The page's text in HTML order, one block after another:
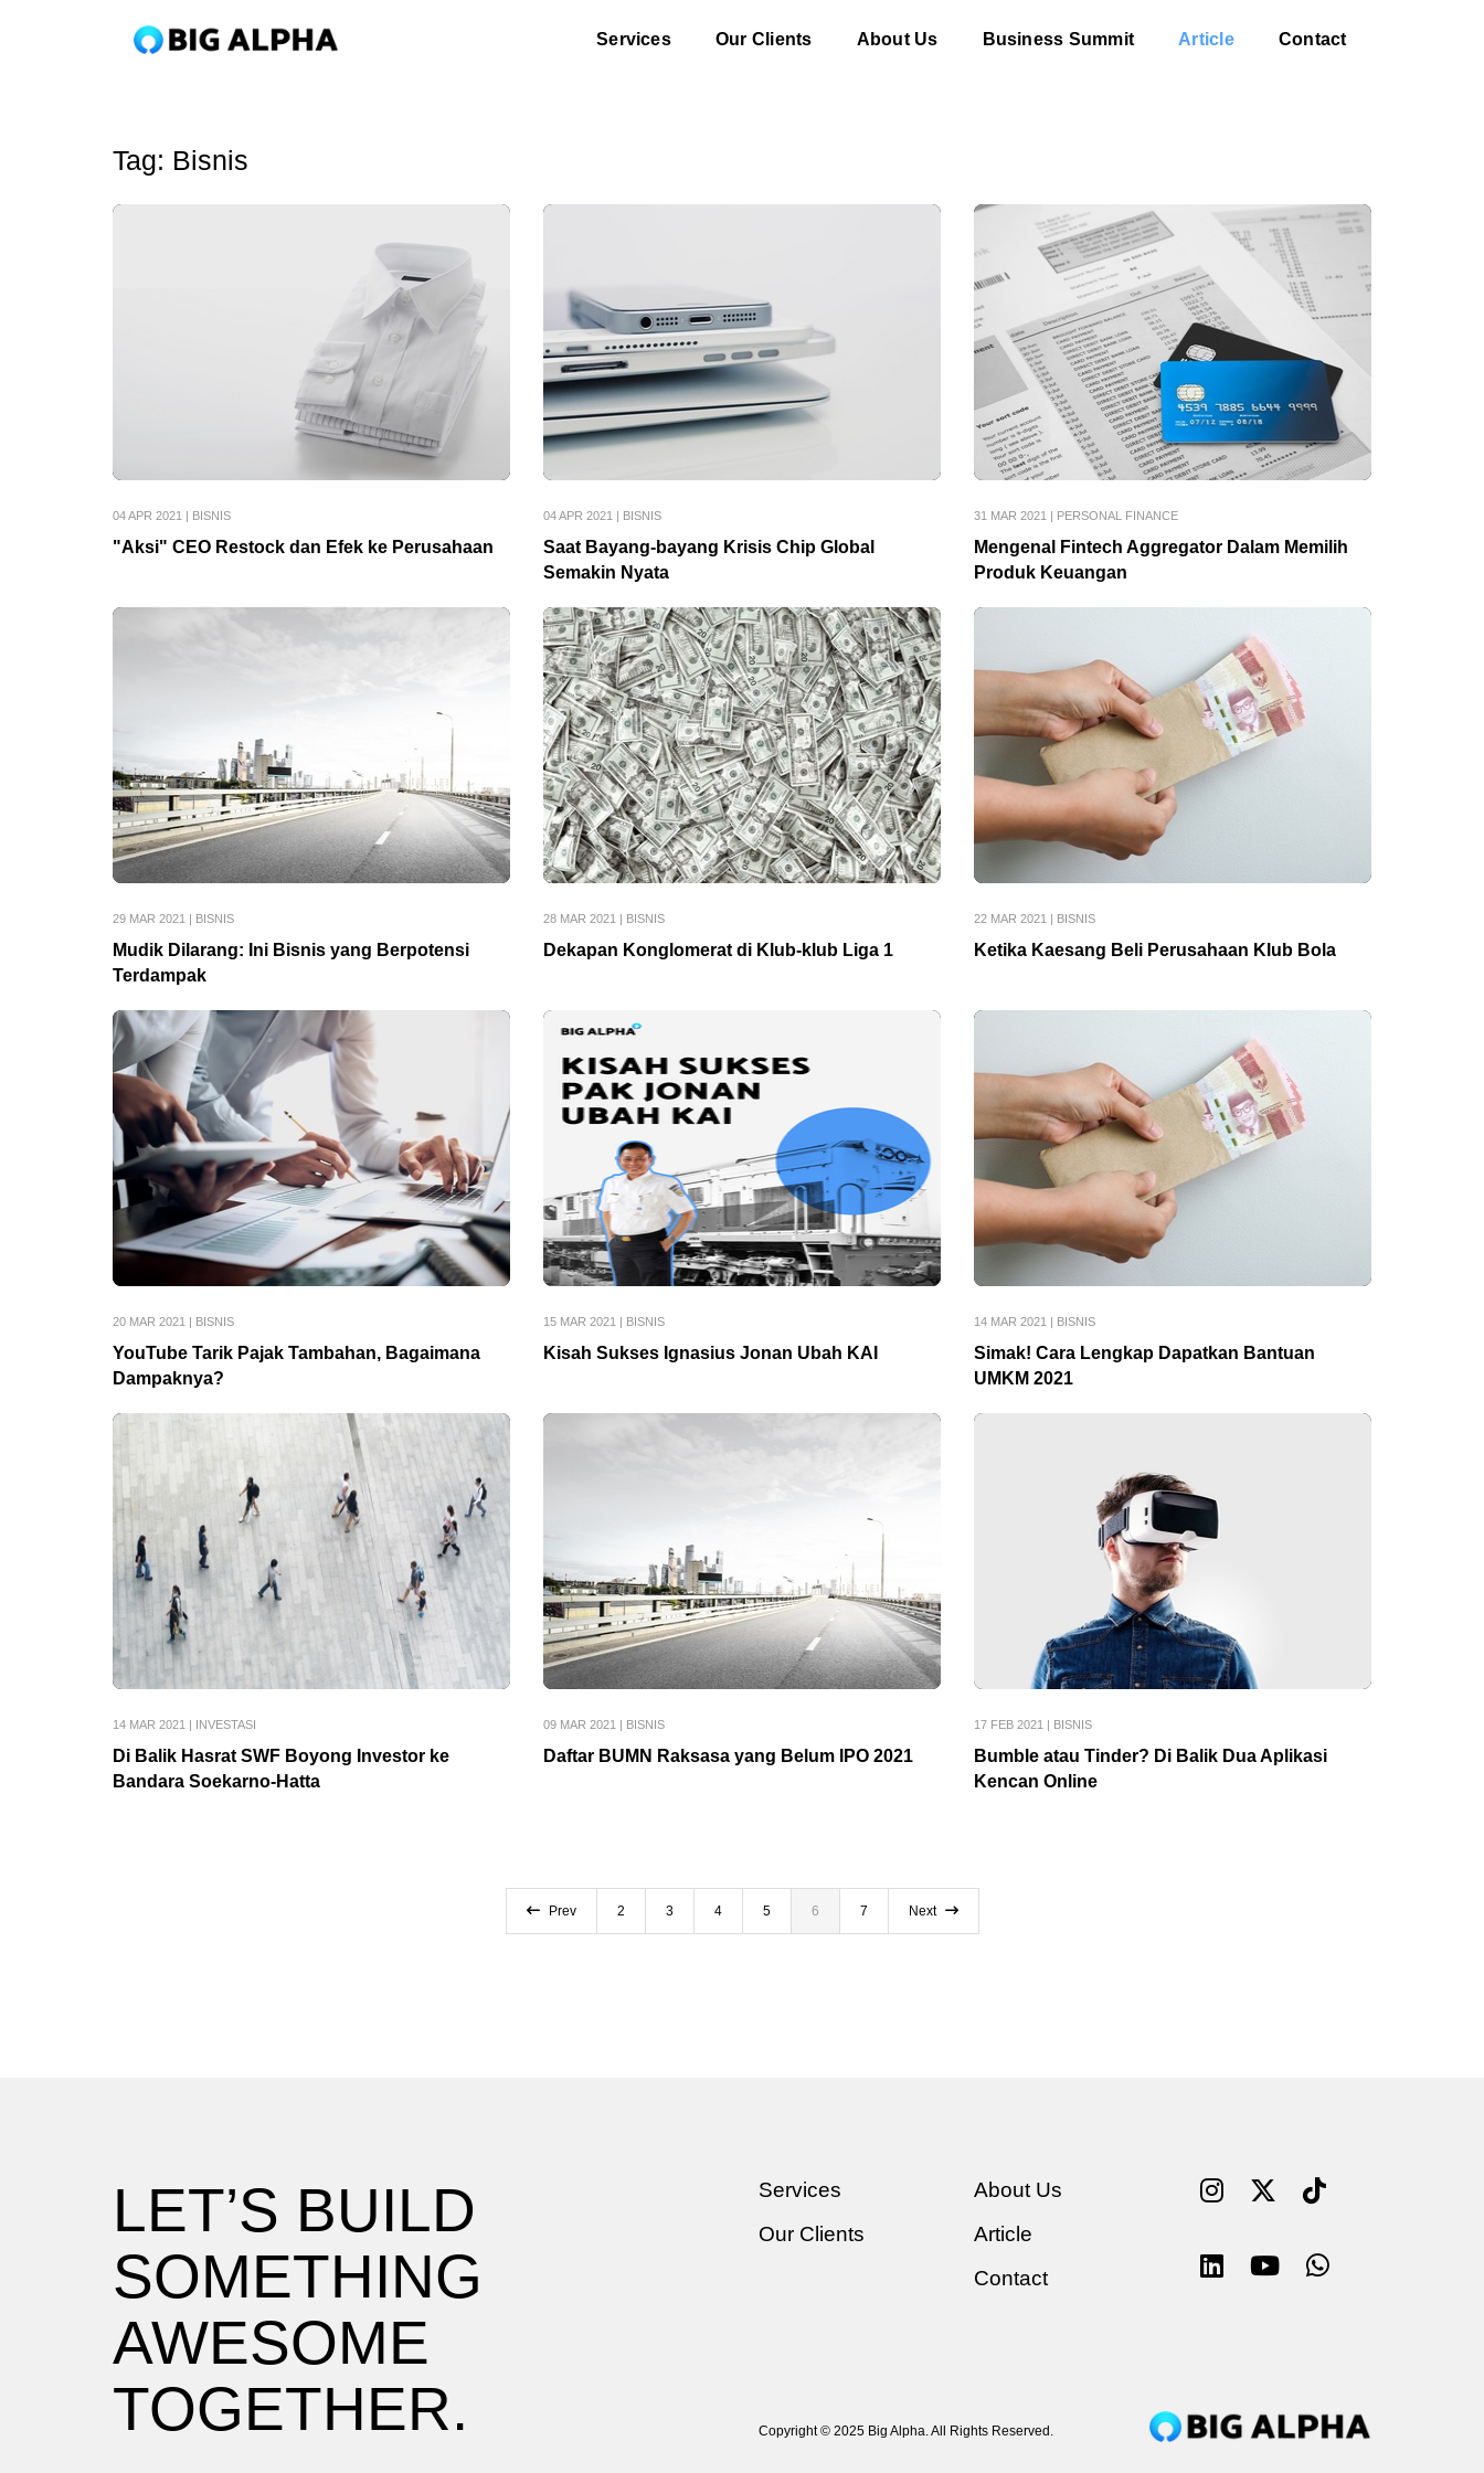
Services Our Clients About Us Business Summit Article Contact
Tag: Bisnis
04 APR 2021 | BISNIS
"Aksi" CEO Restock dan Efek ke Perusahaan
04 APR 2021 | BISNIS
Saat Bayang-bayang Krisis Chip Global
Semakin Nyata
31 MAR 2021 | PERSONAL FINANCE
Mengenal Fintech Aggregator Dalam Memilih
Produk Keuangan
29 MAR 2021 | BISNIS
Mudik Dilarang: Ini Bisnis yang Berpotensi
Terdampak
28 MAR 2021 | BISNIS
Dekapan Konglomerat di Klub-klub Liga 1
22 MAR 2021 | BISNIS
Ketika Kaesang Beli Perusahaan Klub Bola
20 MAR 2021 | BISNIS
YouTube Tarik Pajak Tambahan, Bagaimana
Dampaknya?
15 MAR 2021 | BISNIS
Kisah Sukses Ignasius Jonan Ubah KAI
14 MAR 2021 | BISNIS
Simak! Cara Lengkap Dapatkan Bantuan
UMKM 2021
14 MAR 2021 | INVESTASI
Di Balik Hasrat SWF Boyong Investor ke
Bandara Soekarno-Hatta
09 MAR 2021 | BISNIS
Daftar BUMN Raksasa yang Belum IPO 2021
17 FEB 2021 | BISNIS
Bumble atau Tinder? Di Balik Dua Aplikasi
Kencan Online
Prev 2 3 4 5 6 7 Next
LET’S BUILD
SOMETHING
AWESOME
TOGETHER.
Services
Our Clients
About Us
Article
Contact
Copyright © 2025 Big Alpha. All Rights Reserved.